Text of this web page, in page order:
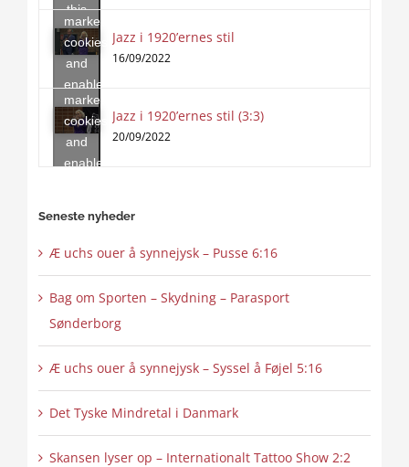
this
content
marketing
cookies
and
enable
this
content
Jazz i 1920’ernes stil
16/09/2022
Click
to
accept
marketing
cookies
and
enable
Jazz i 1920’ernes stil (3:3)
20/09/2022
Seneste nyheder
Æ uchs ouer å synnejysk – Pusse 6:16
Bag om Sporten – Skydning – Parasport
Sønderborg
Æ uchs ouer å synnejysk – Syssel å Føjel 5:16
Det Tyske Mindretal i Danmark
Skansen lyser op – Internationalt Tattoo Show 2:2